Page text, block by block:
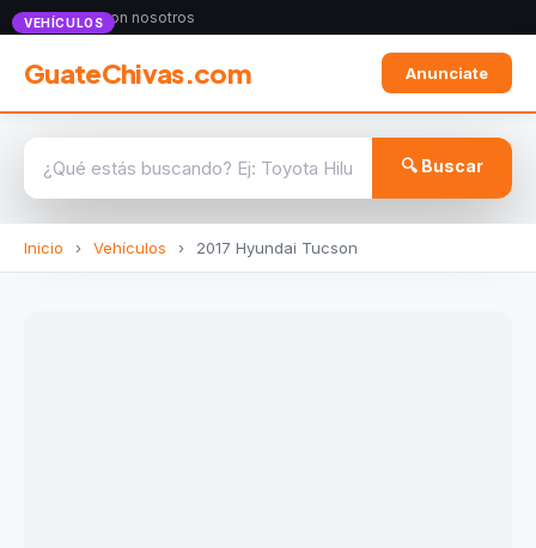
Anunciate con nosotros
GuateChivas.com Anunciate
🔍 Buscar
Inicio › Vehículos › 2017 Hyundai Tucson
VEHÍCULOS